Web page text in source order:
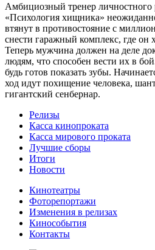
Амбициозный тренер личностного
«Психология хищника»
втянут в противостояние с
снести гаражный комплекс, где он
Теперь мужчина должен на деле
людям, что способен вести их в
будь готов показать зубы.
ход идут похищение человека,
гигантский сенбернар.
Релизы
Касса кинопроката
Касса мирового проката
Лучшие сборы
Итоги
Новости
Кинотеатры
Фоторепортажи
Изменения в релизах
Кинособытия
Контакты